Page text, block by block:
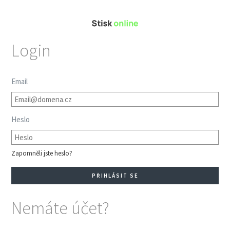
Login
Email
Heslo
Zapomněli jste heslo?
Nemáte účet?